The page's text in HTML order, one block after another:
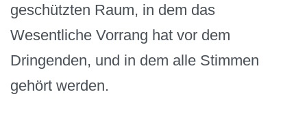
geschützten Raum, in dem das
Wesentliche Vorrang hat vor dem
Dringenden, und in dem alle Stimmen
gehört werden.